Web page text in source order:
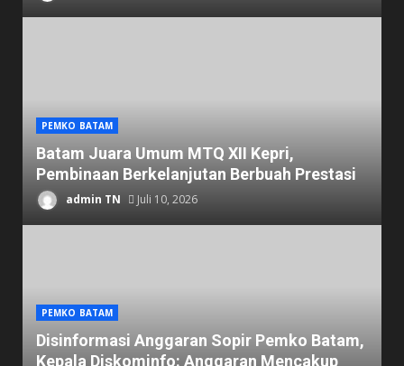
PEMKO BATAM
Batam Juara Umum MTQ XII Kepri,
Pembinaan Berkelanjutan Berbuah Prestasi
admin TN Juli 10, 2026
PEMKO BATAM
Disinformasi Anggaran Sopir Pemko Batam,
Kepala Diskominfo: Anggaran Mencakup